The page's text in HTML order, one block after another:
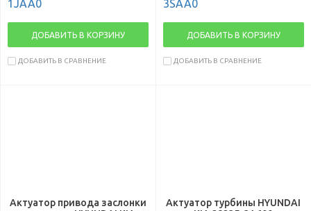
1JAA0
ДОБАВИТЬ В КОРЗИНУ
ДОБАВИТЬ В СРАВНЕНИЕ
3SAA0
ДОБАВИТЬ В КОРЗИНУ
ДОБАВИТЬ В СРАВНЕНИЕ
Актуатор привода заслонки
Актуатор турбины HYUNDAI